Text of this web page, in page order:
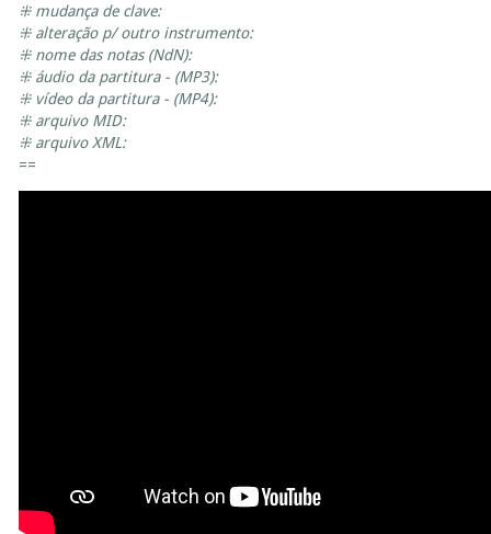
⁜ mudança de clave:
⁜ alteração p/ outro instrumento:
⁜ nome das notas (NdN):
⁜ áudio da partitura - (MP3):
⁜ vídeo da partitura - (MP4):
⁜ arquivo MID:
⁜ arquivo XML:
==